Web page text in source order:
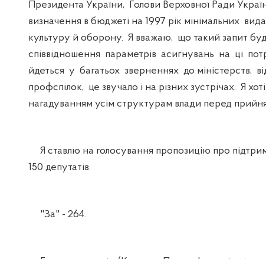
Президента України, Голови Верховної Ради
визначення в бюджеті на 1997 рік мінімальних
культуру й оборону. Я вважаю, що такий запит
співвідношення параметрів асигнувань на ці
йдеться у багатьох зверненнях до міністерств,
профспілок, це звучало і на різних зустрічах. Я
нагадуванням усім структурам влади перед
Я ставлю на голосування пропозицію про
150 депутатів.
"За" - 264.